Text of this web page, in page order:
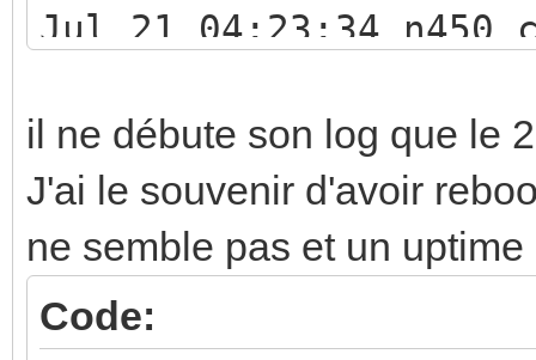
Jul 21 04:23:34 n450
bool
int,
Jul 21 04:23:34 n450
il ne débute son log que le
J'ai le souvenir d'avoir
ne semble pas et un
Code: